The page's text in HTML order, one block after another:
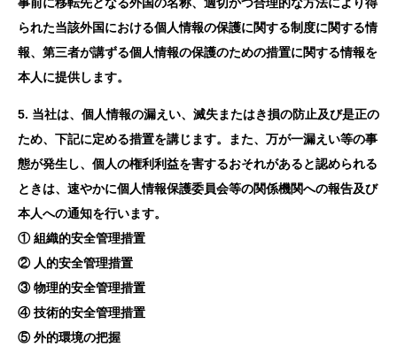
られた当該外国における個人情報の保護に関する制度に関する情
報、第三者が講ずる個人情報の保護のための措置に関する情報を
本人に提供します。
5. 当社は、個人情報の漏えい、滅失またはき損の防止及び是正の
ため、下記に定める措置を講じます。また、万が一漏えい等の事
態が発生し、個人の権利利益を害するおそれがあると認められる
ときは、速やかに個人情報保護委員会等の関係機関への報告及び
本人への通知を行います。
① 組織的安全管理措置
② 人的安全管理措置
③ 物理的安全管理措置
④ 技術的安全管理措置
⑤ 外的環境の把握